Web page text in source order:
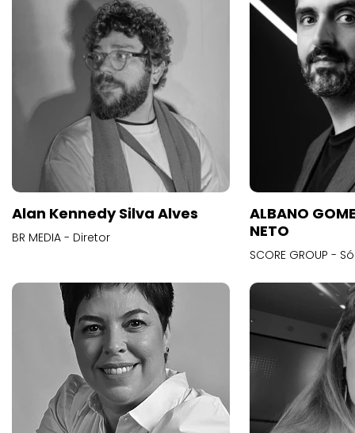
Alan Kennedy Silva Alves
BR MEDIA - Diretor
ALBANO
NETO
SCORE GROUP -